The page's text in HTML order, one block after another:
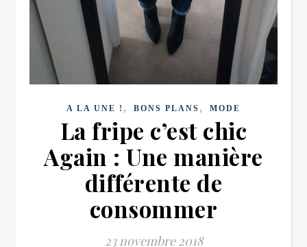
A LA UNE ! , BONS PLANS , MODE
La fripe c’est chic
Again : Une manière
différente de
consommer
23 novembre 2018